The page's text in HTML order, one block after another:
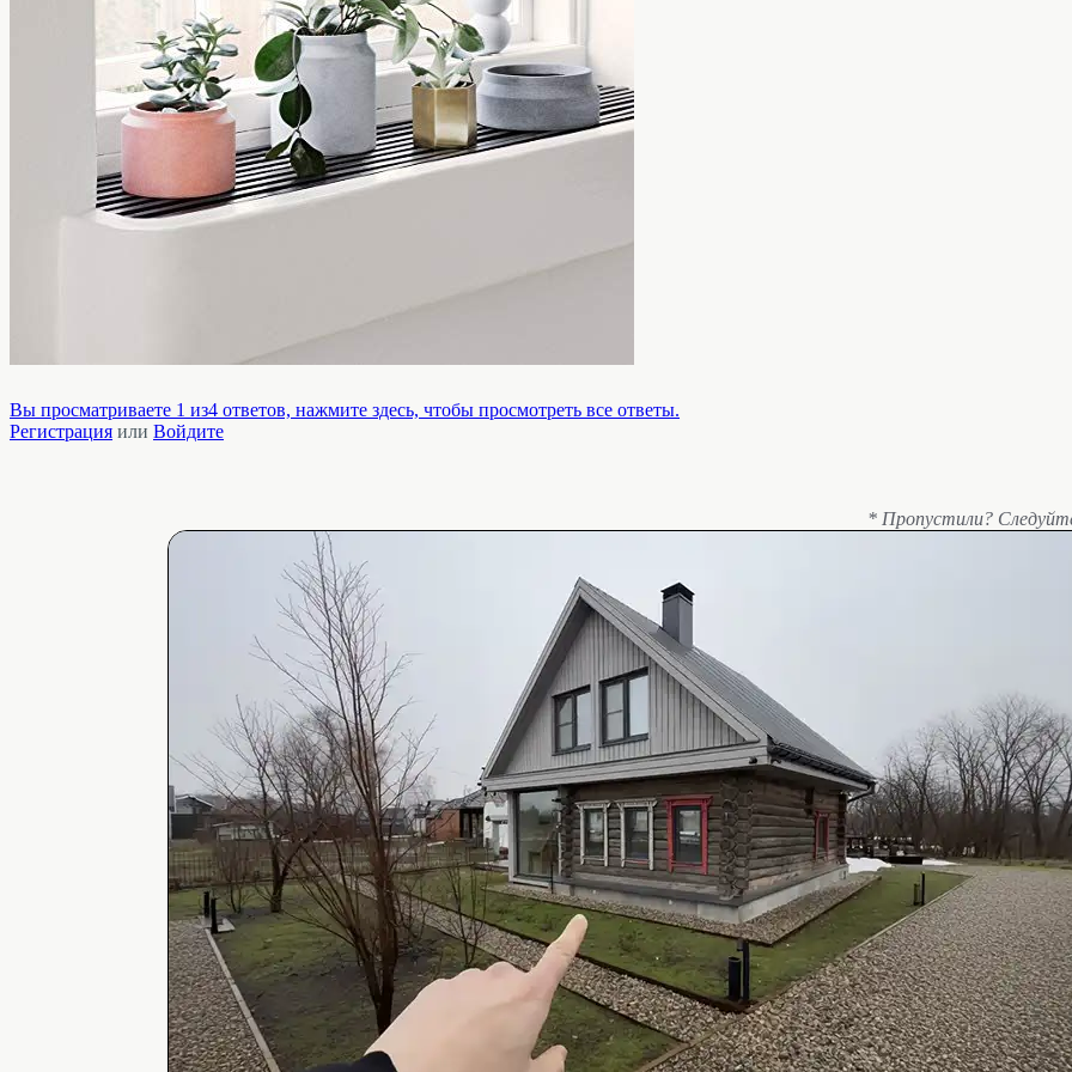
Вы просматриваете 1 из4 ответов, нажмите здесь, чтобы просмотреть все ответы.
Регистрация или Войдите
* Пропустили?